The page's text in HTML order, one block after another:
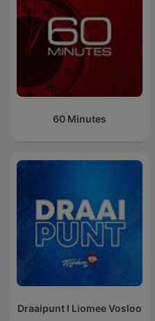
60 Minutes
Draaipunt I Liomee Vosloo